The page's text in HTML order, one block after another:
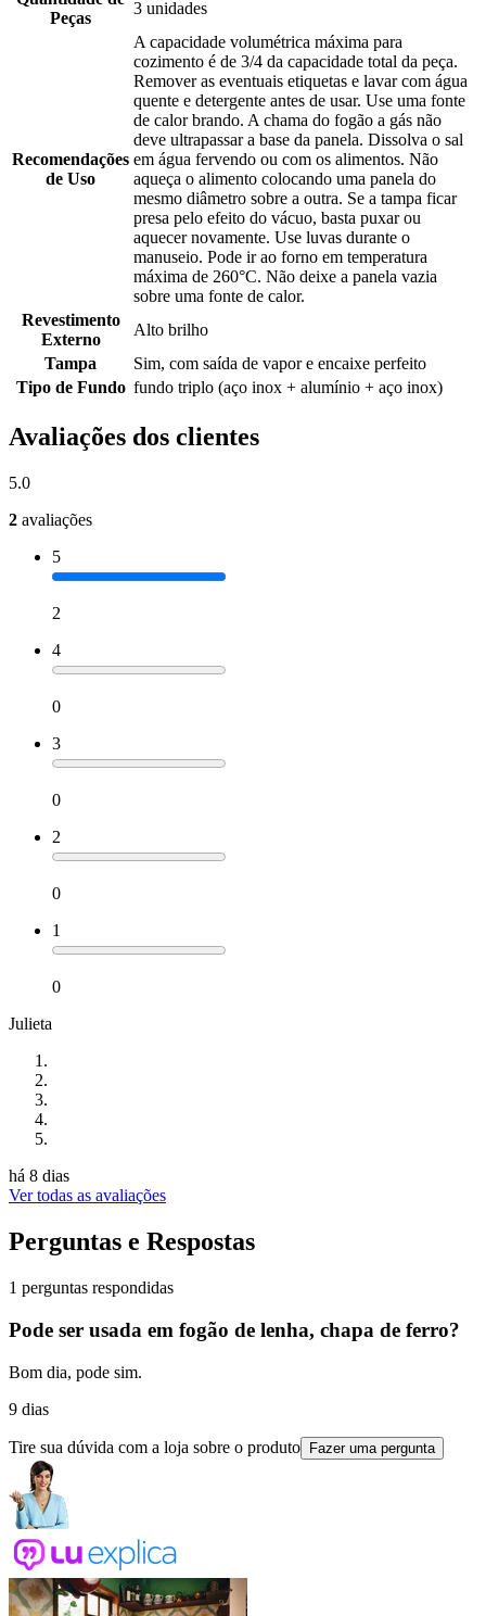
Peças
3 unidades
Recomendações
de Uso
A capacidade volumétrica máxima para
cozimento é de 3/4 da capacidade total da peça.
Remover as eventuais etiquetas e lavar com água
quente e detergente antes de usar. Use uma fonte
de calor brando. A chama do fogão a gás não
deve ultrapassar a base da panela. Dissolva o sal
em água fervendo ou com os alimentos. Não
aqueça o alimento colocando uma panela do
mesmo diâmetro sobre a outra. Se a tampa ficar
presa pelo efeito do vácuo, basta puxar ou
aquecer novamente. Use luvas durante o
manuseio. Pode ir ao forno em temperatura
máxima de 260°C. Não deixe a panela vazia
sobre uma fonte de calor.
Revestimento
Externo
Alto brilho
Tampa
Sim, com saída de vapor e encaixe perfeito
Tipo de Fundo fundo triplo (aço inox + alumínio + aço inox)
Avaliações dos clientes
5.0
2 avaliações
5
2
4
0
3
0
2
0
1
0
Julieta
há 8 dias
Ver todas as avaliações
Perguntas e Respostas
1 perguntas respondidas
Pode ser usada em fogão de lenha, chapa de ferro?
Bom dia, pode sim.
9 dias
Tire sua dúvida com a loja sobre o produto Fazer uma pergunta